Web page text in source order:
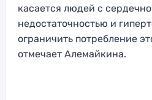
касается людей с
недостаточностью и
ограничить потребление
отмечает Алемайкина.